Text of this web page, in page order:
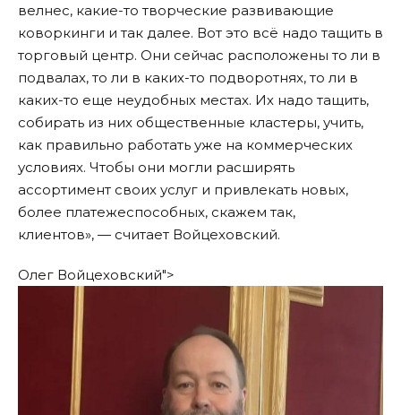
велнес, какие-то творческие развивающие
коворкинги и так далее. Вот это всё надо тащить в
торговый центр. Они сейчас расположены то ли в
подвалах, то ли в каких-то подворотнях, то ли в
каких-то еще неудобных местах. Их надо тащить,
собирать из них общественные кластеры, учить,
как правильно работать уже на коммерческих
условиях. Чтобы они могли расширять
ассортимент своих услуг и привлекать новых,
более платежеспособных, скажем так,
клиентов», — считает Войцеховский.
Олег Войцеховский">